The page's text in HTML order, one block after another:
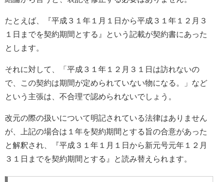
たとえば、『平成３１年１月１日から平成３１年１２月３
１日までを契約期間とする』という記載が契約書にあった
とします。
それに対して、「平成３１年１２月３１日は訪れないの
で、この契約は期間が定められていない物になる。」など
という主張は、不合理で認められないでしょう。
改元の際の扱いについて明記されている法律はありません
が、上記の場合は１年を契約期間とする旨の合意があった
と解釈され、『平成３１年１月１日から新元号元年１２月
３１日までを契約期間とする』と読み替えられます。